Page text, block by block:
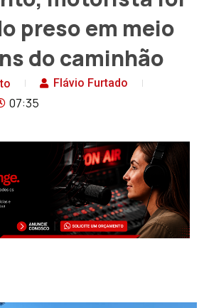
preso em meio
do caminhão
Flávio Furtado
07:35